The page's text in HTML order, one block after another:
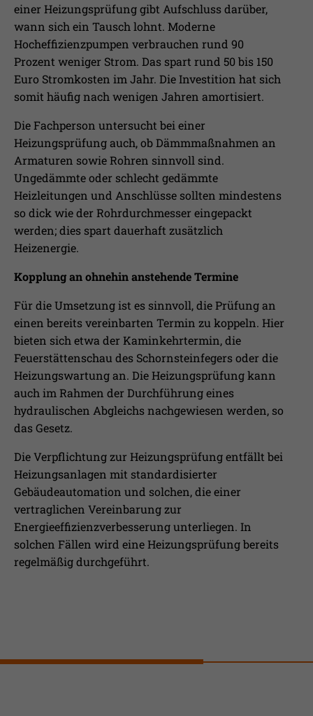
einer Heizungsprüfung gibt Aufschluss darüber,
wann sich ein Tausch lohnt. Moderne
Hocheffizienzpumpen verbrauchen rund 90
Prozent weniger Strom. Das spart rund 50 bis 150
Euro Stromkosten im Jahr. Die Investition hat sich
somit häufig nach wenigen Jahren amortisiert.
Die Fachperson untersucht bei einer
Heizungsprüfung auch, ob Dämmmaßnahmen an
Armaturen sowie Rohren sinnvoll sind.
Ungedämmte oder schlecht gedämmte
Heizleitungen und Anschlüsse sollten mindestens
so dick wie der Rohrdurchmesser eingepackt
werden; dies spart dauerhaft zusätzlich
Heizenergie.
Kopplung an ohnehin anstehende Termine
Für die Umsetzung ist es sinnvoll, die Prüfung an
einen bereits vereinbarten Termin zu koppeln. Hier
bieten sich etwa der Kaminkehrtermin, die
Feuerstättenschau des Schornsteinfegers oder die
Heizungswartung an. Die Heizungsprüfung kann
auch im Rahmen der Durchführung eines
hydraulischen Abgleichs nachgewiesen werden, so
das Gesetz.
Die Verpflichtung zur Heizungsprüfung entfällt bei
Heizungsanlagen mit standardisierter
Gebäudeautomation und solchen, die einer
vertraglichen Vereinbarung zur
Energieeffizienzverbesserung unterliegen. In
solchen Fällen wird eine Heizungsprüfung bereits
regelmäßig durchgeführt.